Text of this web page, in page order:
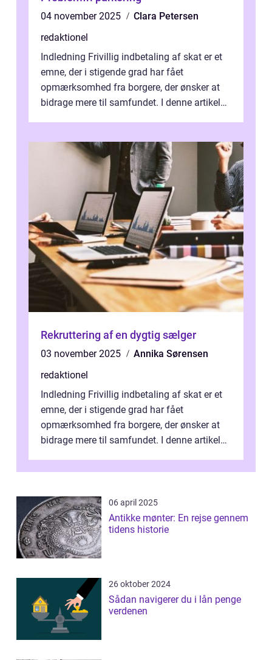
04 november 2025
Clara Petersen
redaktionel
Indledning Frivillig indbetaling af skat er et
emne, der i stigende grad har fået
opmærksomhed fra borgere, der ønsker at
bidrage mere til samfundet. I denne artikel
Rekruttering af en dygtig sælger
03 november 2025
Annika Sørensen
redaktionel
Indledning Frivillig indbetaling af skat er et
emne, der i stigende grad har fået
opmærksomhed fra borgere, der ønsker at
bidrage mere til samfundet. I denne artikel
06 april 2025
Antikke mønter: En rejse gennem
tidens historie
26 oktober 2024
Sådan navigerer du i lån penge
verdenen